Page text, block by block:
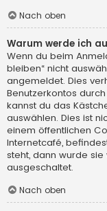
Nach oben
Warum werde ich
Wenn du beim
bleiben“ nicht
angemeldet. Dies
Benutzerkontos
kannst du das
auswählen. Dies ist
einem öffentlichen
Internetcafé,
steht, dann wurde
ausgeschaltet.
Nach oben